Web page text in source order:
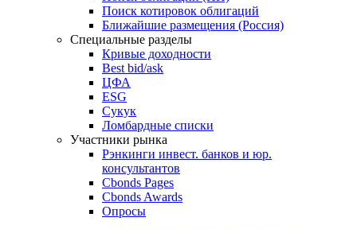
Облигации
Поиски
Поиск облигаций & Карты рынка
Поиск облигаций (ИИ)
Поиск котировок облигаций
Ближайшие размещения (Россия)
Специальные разделы
Кривые доходности
Best bid/ask
ЦФА
ESG
Сукук
Ломбардные списки
Участники рынка
Рэнкинги инвест. банков и юр.